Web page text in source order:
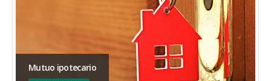
Mutuo ipotecario